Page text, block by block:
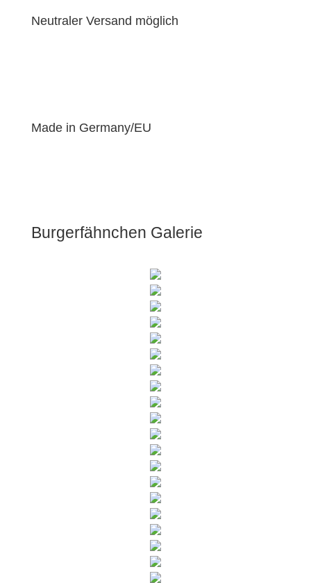
Neutraler Versand möglich
Made in Germany/EU
Burgerfähnchen Galerie